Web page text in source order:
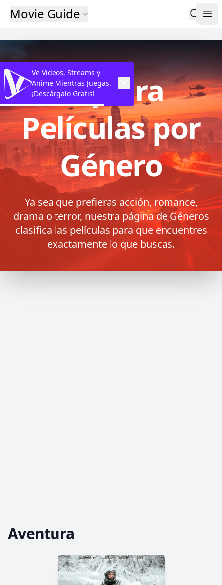
Movie Guide
Explora
Películas por
Género
Ya sea que prefieras acción, romance,
drama o terror, nuestra página de Géneros
clasifica las películas para que encuentres
exactamente lo que buscas.
Aventura
Ve Videos, Streams y
Anime Mientras Juegas.
¡Descárgalo Gratis!